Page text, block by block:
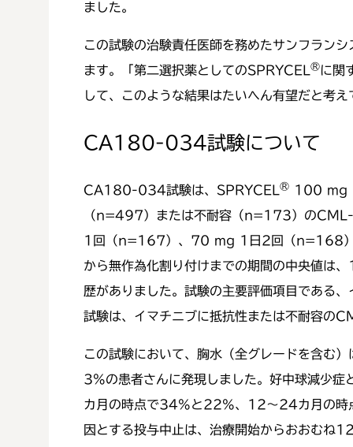
ました。
この試験の治験責任医師を務めたサンフラン
ます。「第二選択薬としてのSPRYCEL
®に関
して、このような結果はたいへん有望だと考え
CA180-034試験について
CA180-034試験は、SPRYCEL ®
100 mg 1
（n=497）または不耐容（n=173）の
1回（n=167）、70 mg 1日2回（n=168）の
から無作為化割り付けまでの期間の中央値
歴がありました。試験の主要評価項目である
試験は、イマチニブに抵抗性または不耐容の
この試験において、胸水（全グレードを含
3%の患者さんに発現しました。好中球減少
カ月の時点で34%と22%、12～24カ月の
因とする投与中止は、治療開始からおおむ